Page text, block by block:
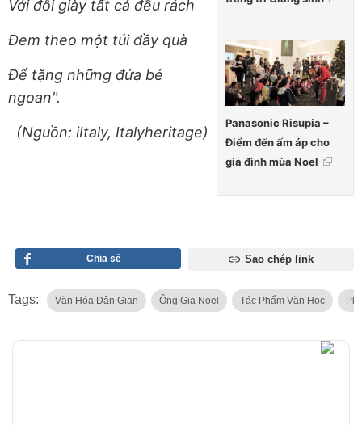
Panasonic Risupia –
Điểm đến ấm áp cho
gia đình mùa Noel
Với đôi giày tất cả đều rách
Đem theo một túi đầy quà
Để tặng những đứa bé
ngoan".
(Nguồn: iItaly, Italyheritage)
Chia sẻ Sao chép link
Tags: Văn Hóa Dân Gian Ông Gia Noel Tác Phẩm Văn Học